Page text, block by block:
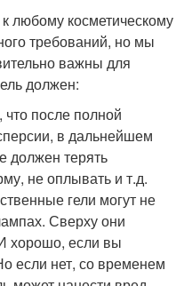
любому косметическому
требований, но мы
важны для
должен:
после полной
в дальнейшем
должен терять
не оплывать и т.д.
гели могут не
Сверху они
хорошо, если вы
если нет, со временем